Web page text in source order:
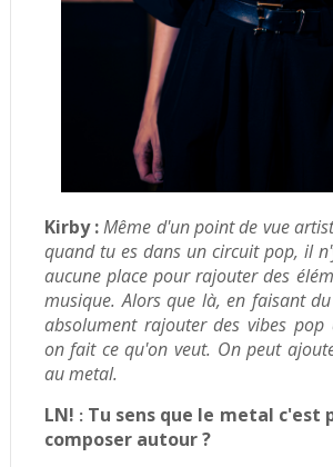
Kirby :Même d'un point de vue
quand tu es dans un circuit pop, il
aucune place pour rajouter des
musique. Alors que là, en faisant
absolument rajouter des vibes pop
on fait ce qu'on veut. On peut
au metal.
LN! : Tu sens que le metal c'est
composer autour ?